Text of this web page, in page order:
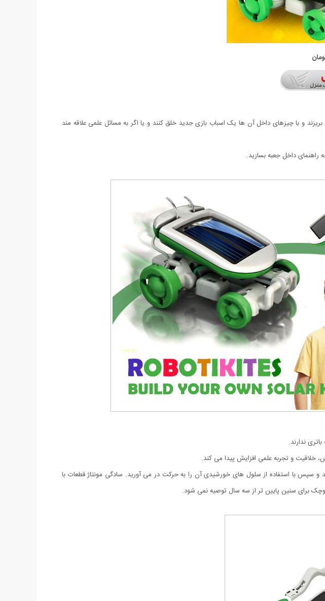
و با‬ چیزهای داخل آن ها یک اسباب بازی جدید خلق کنند و یا اگر به مسائل علمی علاقه مند
راهنمای داخل جعبه بسازید.
سپس با استفاده از سلول های خورشیدی آن را به حرکت در می آورید. سادگی مونتاژ قطعات با
برای سنین پایین تر از سه سال توصیه نمی شود.